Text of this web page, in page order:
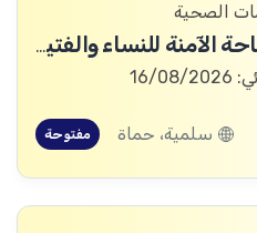
الصحية
مشرفة المساحة الآمنة للنساء والفتيات (Woman and Girls Safe Space (WGSS) Supervisor).
سلمية، حماة مفتوحة